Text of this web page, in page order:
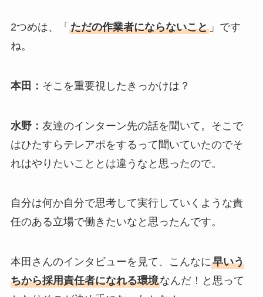
2つめは、「 ただの作業者にならないこと」です
ね。
本田： そこを重要視したきっかけは？
水野： 友達のインターン先の話を聞いて。そこで
はひたすらテレアポをするって聞いていたのでそ
れはやりたいこととは違うなと思ったので。
自分は何か自分で思考して実行していくような責
任のある立場で働きたいなと思ったんです。
本田さんのインタビューを見て、こんなに早いう
ちから採用責任者になれる環境なんだ！と思って